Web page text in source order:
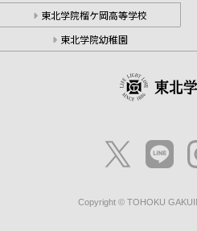
東北学院榴ケ岡高等学校
東北学院幼稚園
Copyright © TOHOKU